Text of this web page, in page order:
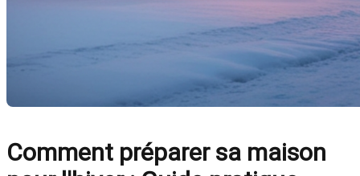
Comment préparer sa maison